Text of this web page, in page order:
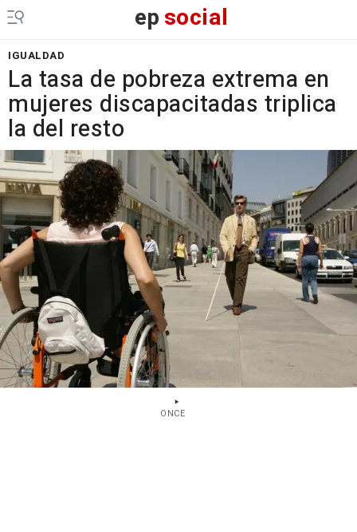
epsocial
IGUALDAD
La tasa de pobreza extrema en
mujeres discapacitadas triplica
la del resto
ONCE